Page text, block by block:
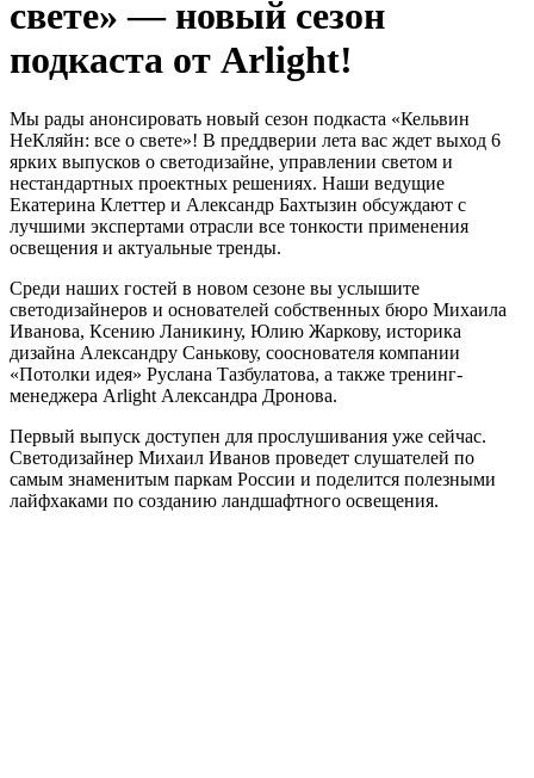
свете» — новый сезон
подкаста от Arlight!
Мы рады анонсировать новый сезон подкаста «Кельвин
НеКляйн: все о свете»! В преддверии лета вас ждет выход 6
ярких выпусков о светодизайне, управлении светом и
нестандартных проектных решениях. Наши ведущие
Екатерина Клеттер и Александр Бахтызин обсуждают с
лучшими экспертами отрасли все тонкости применения
освещения и актуальные тренды.
Среди наших гостей в новом сезоне вы услышите
светодизайнеров и основателей собственных бюро Михаила
Иванова, Ксению Ланикину, Юлию Жаркову, историка
дизайна Александру Санькову, сооснователя компании
«Потолки идея» Руслана Тазбулатова, а также тренинг-
менеджера Arlight Александра Дронова.
Первый выпуск доступен для прослушивания уже сейчас.
Светодизайнер Михаил Иванов проведет слушателей по
самым знаменитым паркам России и поделится полезными
лайфхаками по созданию ландшафтного освещения.